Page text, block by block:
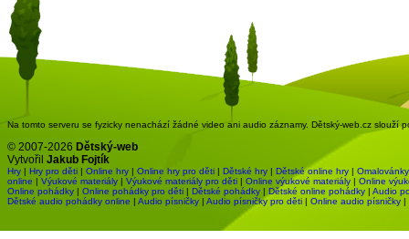
Na tomto serveru se fyzicky nenachází žádné video ani audio záznamy. Dětský-web.cz slouží
© 2007-2026 Dětský-web
Vytvořil Jakub Fojtík
Hry | Hry pro děti | Online hry | Online hry pro děti | Dětské hry | Dětské online hry | Omalovánky
online | Výukové materiály | Výukové materiály pro děti | Online výukové materiály | Online
Online pohádky | Online pohádky pro děti | Dětské pohádky | Dětské online pohádky | Audio
Dětské audio pohádky online | Audio písničky | Audio písničky pro děti | Online audio písničky |